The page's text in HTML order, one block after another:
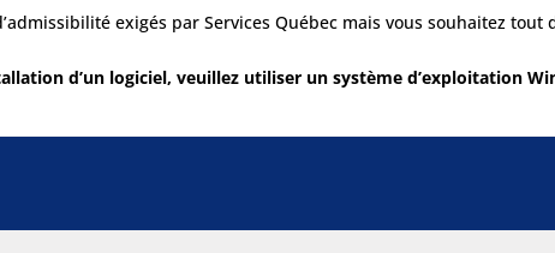
exigés par Services Québec mais vous souhaitez
d’un logiciel, veuillez utiliser un système d’exploitation